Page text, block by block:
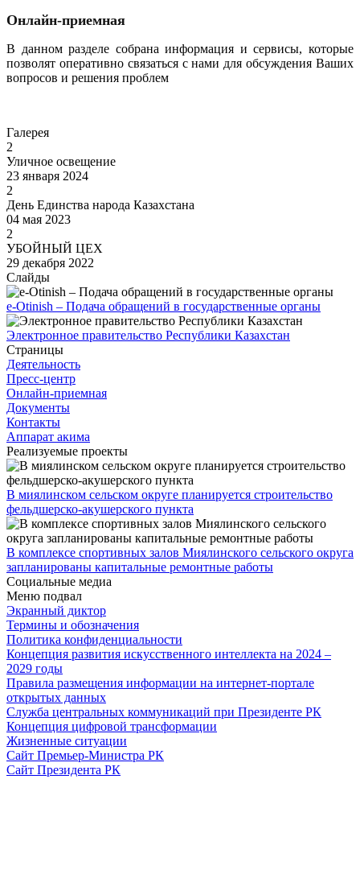
Онлайн-приемная
В данном разделе собрана информация и сервисы, которые
позволят оперативно связаться с нами для обсуждения Ваших
вопросов и решения проблем
Галерея
2
Уличное освещение
23 января 2024
2
День Единства народа Казахстана
04 мая 2023
2
УБОЙНЫЙ ЦЕХ
29 декабря 2022
Слайды
e-Otinish – Подача обращений в государственные органы
Электронное правительство Республики Казахстан
Страницы
Деятельность
Пресс-центр
Онлайн-приемная
Документы
Контакты
Аппарат акима
Реализуемые проекты
В миялинском сельском округе планируется строительство
фельдшерско-акушерского пункта
В комплексе спортивных залов Миялинского сельского округа
запланированы капитальные ремонтные работы
Социальные медиа
Меню подвал
Экранный диктор
Термины и обозначения
Политика конфиденциальности
Концепция развития искусственного интеллекта на 2024 –
2029 годы
Правила размещения информации на интернет-портале
открытых данных
Служба центральных коммуникаций при Президенте РК
Концепция цифровой трансформации
Жизненные ситуации
Сайт Премьер-Министра РК
Сайт Президента РК